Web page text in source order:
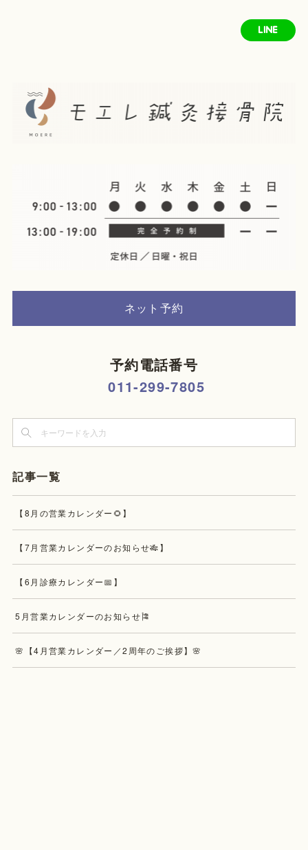
ネット予約
予約電話番号
011-299-7805
記事一覧
【8月の営業カレンダー🌻】
【7月営業カレンダーのお知らせ🎋】
【6月診療カレンダー📅】
5月営業カレンダーのお知らせ🎏
🌸【4月営業カレンダー／2周年のご挨拶】🌸